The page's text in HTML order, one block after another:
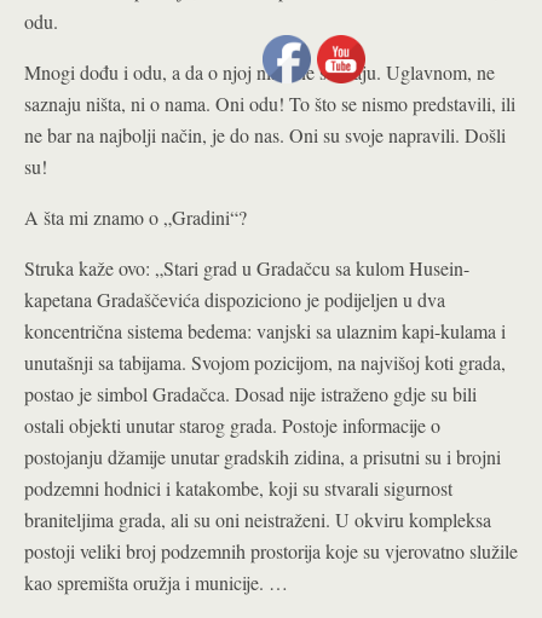
odu.
Mnogi dođu i odu, a da o njoj ništa ne saznaju. Uglavnom, ne
saznaju ništa, ni o nama. Oni odu! To što se nismo predstavili, ili
ne bar na najbolji način, je do nas. Oni su svoje napravili. Došli
su!
A šta mi znamo o „Gradini“?
Struka kaže ovo: „Stari grad u Gradačcu sa kulom Husein-
kapetana Gradaščevića dispoziciono je podijeljen u dva
koncentrična sistema bedema: vanjski sa ulaznim kapi-kulama i
unutašnji sa tabijama. Svojom pozicijom, na najvišoj koti grada,
postao je simbol Gradačca. Dosad nije istraženo gdje su bili
ostali objekti unutar starog grada. Postoje informacije o
postojanju džamije unutar gradskih zidina, a prisutni su i brojni
podzemni hodnici i katakombe, koji su stvarali sigurnost
braniteljima grada, ali su oni neistraženi. U okviru kompleksa
postoji veliki broj podzemnih prostorija koje su vjerovatno služile
kao spremišta oružja i municije. …